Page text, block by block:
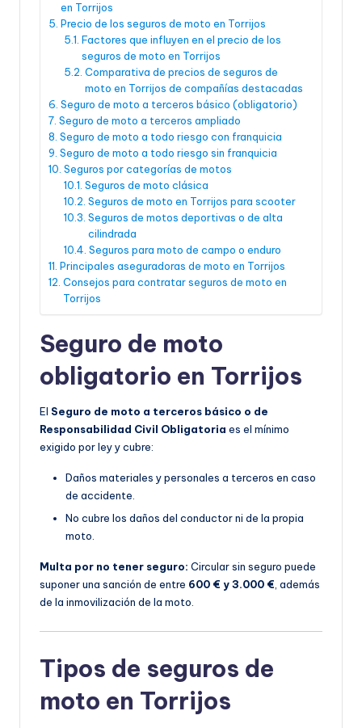
en Torrijos
Precio de los seguros de moto en Torrijos
Factores que influyen en el precio de los
seguros de moto en Torrijos
Comparativa de precios de seguros de
moto en Torrijos de compañías destacadas
Seguro de moto a terceros básico (obligatorio)
Seguro de moto a terceros ampliado
Seguro de moto a todo riesgo con franquicia
Seguro de moto a todo riesgo sin franquicia
Seguros por categorías de motos
Seguros de moto clásica
Seguros de moto en Torrijos para scooter
Seguros de motos deportivas o de alta
cilindrada
Seguros para moto de campo o enduro
Principales aseguradoras de moto en Torrijos
Consejos para contratar seguros de moto en
Torrijos
Seguro de moto
obligatorio en Torrijos
El Seguro de moto a terceros básico o de
Responsabilidad Civil Obligatoria es el mínimo
exigido por ley y cubre:
Daños materiales y personales a terceros en caso
de accidente.
No cubre los daños del conductor ni de la propia
moto.
Multa por no tener seguro: Circular sin seguro puede
suponer una sanción de entre 600 € y 3.000 € , además
de la inmovilización de la moto.
Tipos de seguros de
moto en Torrijos